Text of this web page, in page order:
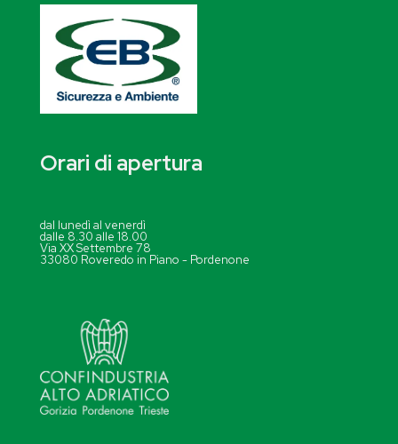
Orari di apertura
dal lunedì al venerdì
dalle 8.30 alle 18.00
Via XX Settembre 78
33080 Roveredo in Piano - Pordenone